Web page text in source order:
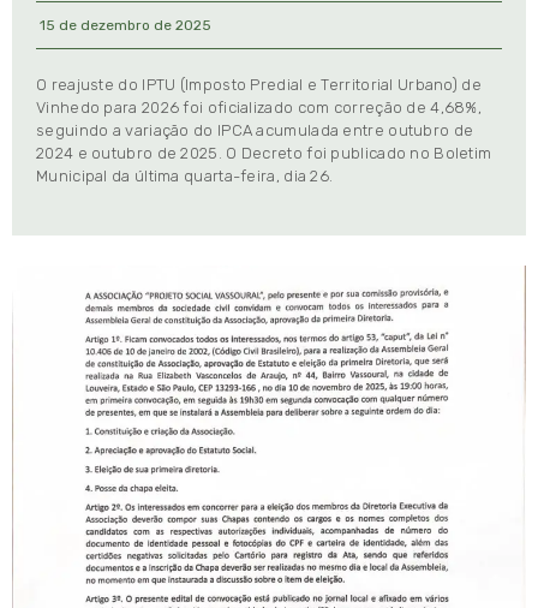
15 de dezembro de 2025
O reajuste do IPTU (Imposto Predial e Territorial Urbano) de
Vinhedo para 2026 foi oficializado com correção de 4,68%,
seguindo a variação do IPCA acumulada entre outubro de
2024 e outubro de 2025. O Decreto foi publicado no Boletim
Municipal da última quarta-feira, dia 26.